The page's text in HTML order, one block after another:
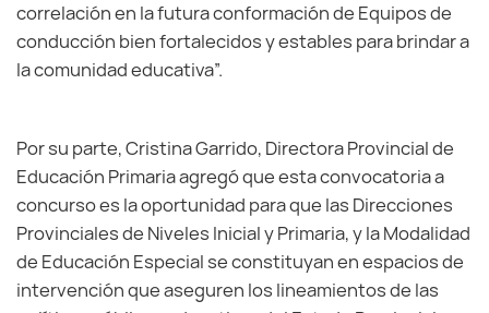
correlación en la futura conformación de Equipos de
conducción bien fortalecidos y estables para brindar a
la comunidad educativa”.
Por su parte, Cristina Garrido, Directora Provincial de
Educación Primaria agregó que esta convocatoria a
concurso es la oportunidad para que las Direcciones
Provinciales de Niveles Inicial y Primaria, y la Modalidad
de Educación Especial se constituyan en espacios de
intervención que aseguren los lineamientos de las